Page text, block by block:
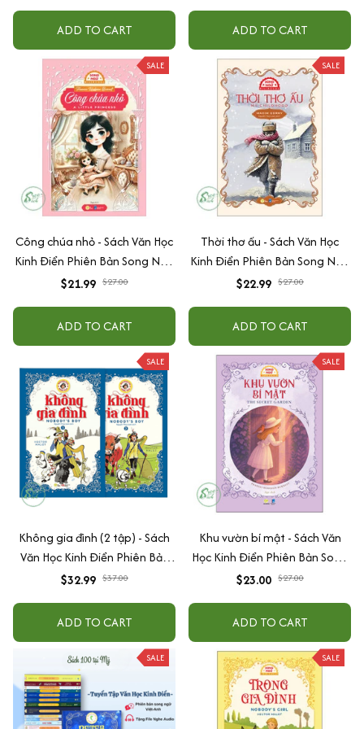
ADD TO CART ADD TO CART
SALE
Công chúa nhỏ - Sách Văn Học
Kinh Điển Phiên Bản Song Ngữ
Việt-Anh (Tặng File Nghe
$21.99 $27.00
ADD TO CART
SALE
Thời thơ ấu - Sách Văn Học
Kinh Điển Phiên Bản Song Ngữ
Việt-Anh (Tặng File Nghe
$22.99 $27.00
ADD TO CART
SALE
Không gia đình (2 tập) - Sách
Văn Học Kinh Điển Phiên Bản
Song Ngữ Việt-Anh (Tặng File
$32.99 $37.00
ADD TO CART
SALE
Khu vườn bí mật - Sách Văn
Học Kinh Điển Phiên Bản Song
Ngữ Việt-Anh (Tặng File Nghe
$23.00 $27.00
ADD TO CART
SALE SALE